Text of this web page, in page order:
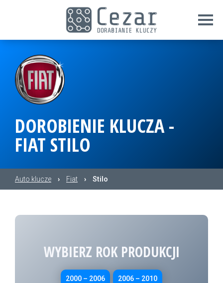
DOROBIENIE KLUCZA -
FIAT STILO
Auto klucze › Fiat › Stilo
WYBIERZ ROK PRODUKCJI
2000 – 2006 2006 – 2010